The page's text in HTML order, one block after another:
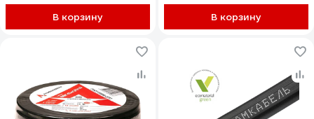
В корзину В корзину